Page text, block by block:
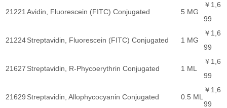
21221 Avidin, Fluorescein (FITC) Conjugated 5 MG
￥1,6
99
21224Streptavidin, Fluorescein (FITC) Conjugated 1 MG
￥1,6
99
21627 Streptavidin, R-Phycoerythrin Conjugated 1 ML
￥1,6
99
21629 Streptavidin, Allophycocyanin Conjugated 0.5 ML
￥1,6
99